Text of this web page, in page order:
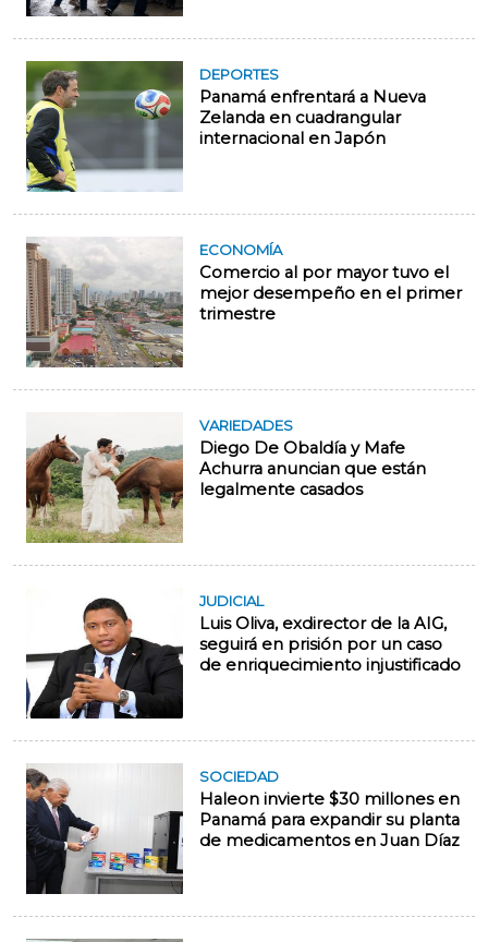
DEPORTES
Panamá enfrentará a Nueva
Zelanda en cuadrangular
internacional en Japón
ECONOMÍA
Comercio al por mayor tuvo el
mejor desempeño en el primer
trimestre
VARIEDADES
Diego De Obaldía y Mafe
Achurra anuncian que están
legalmente casados
JUDICIAL
Luis Oliva, exdirector de la AIG,
seguirá en prisión por un caso
de enriquecimiento injustificado
SOCIEDAD
Haleon invierte $30 millones en
Panamá para expandir su planta
de medicamentos en Juan Díaz